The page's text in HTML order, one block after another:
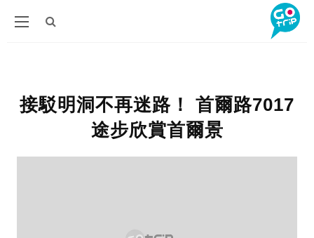
接駁明洞不再迷路！ 首爾路7017
途步欣賞首爾景